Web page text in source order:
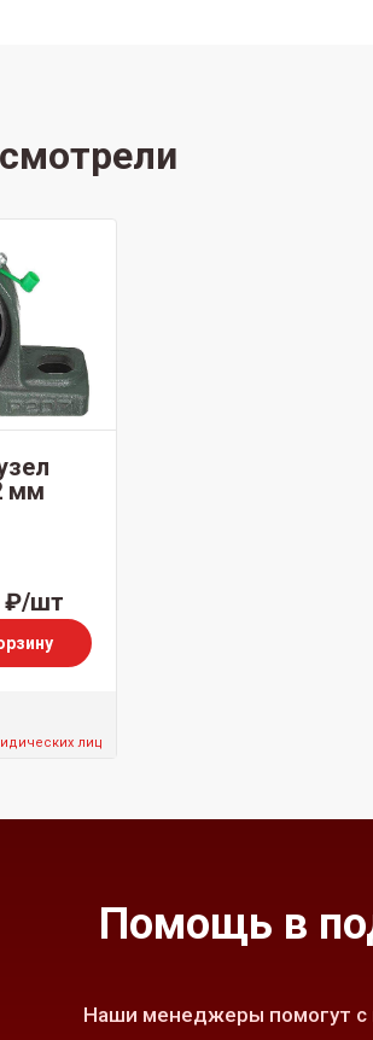
мм
₽/шт
лиц
Помощь в
Наши менеджеры помогут с